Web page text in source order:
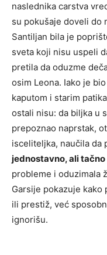
naslednika carstva
su pokušaje doveli do
Santiljan bila je
sveta koji nisu uspeli
pretila da oduzme
osim Leona. Iako je
kaputom i starim
ostali nisu: da biljka u
prepoznao naprstak,
isceliteljka, naučila da
jednostavno, ali tačno
probleme i oduzimala
Garsije pokazuje
ili prestiž, već
ignorišu.